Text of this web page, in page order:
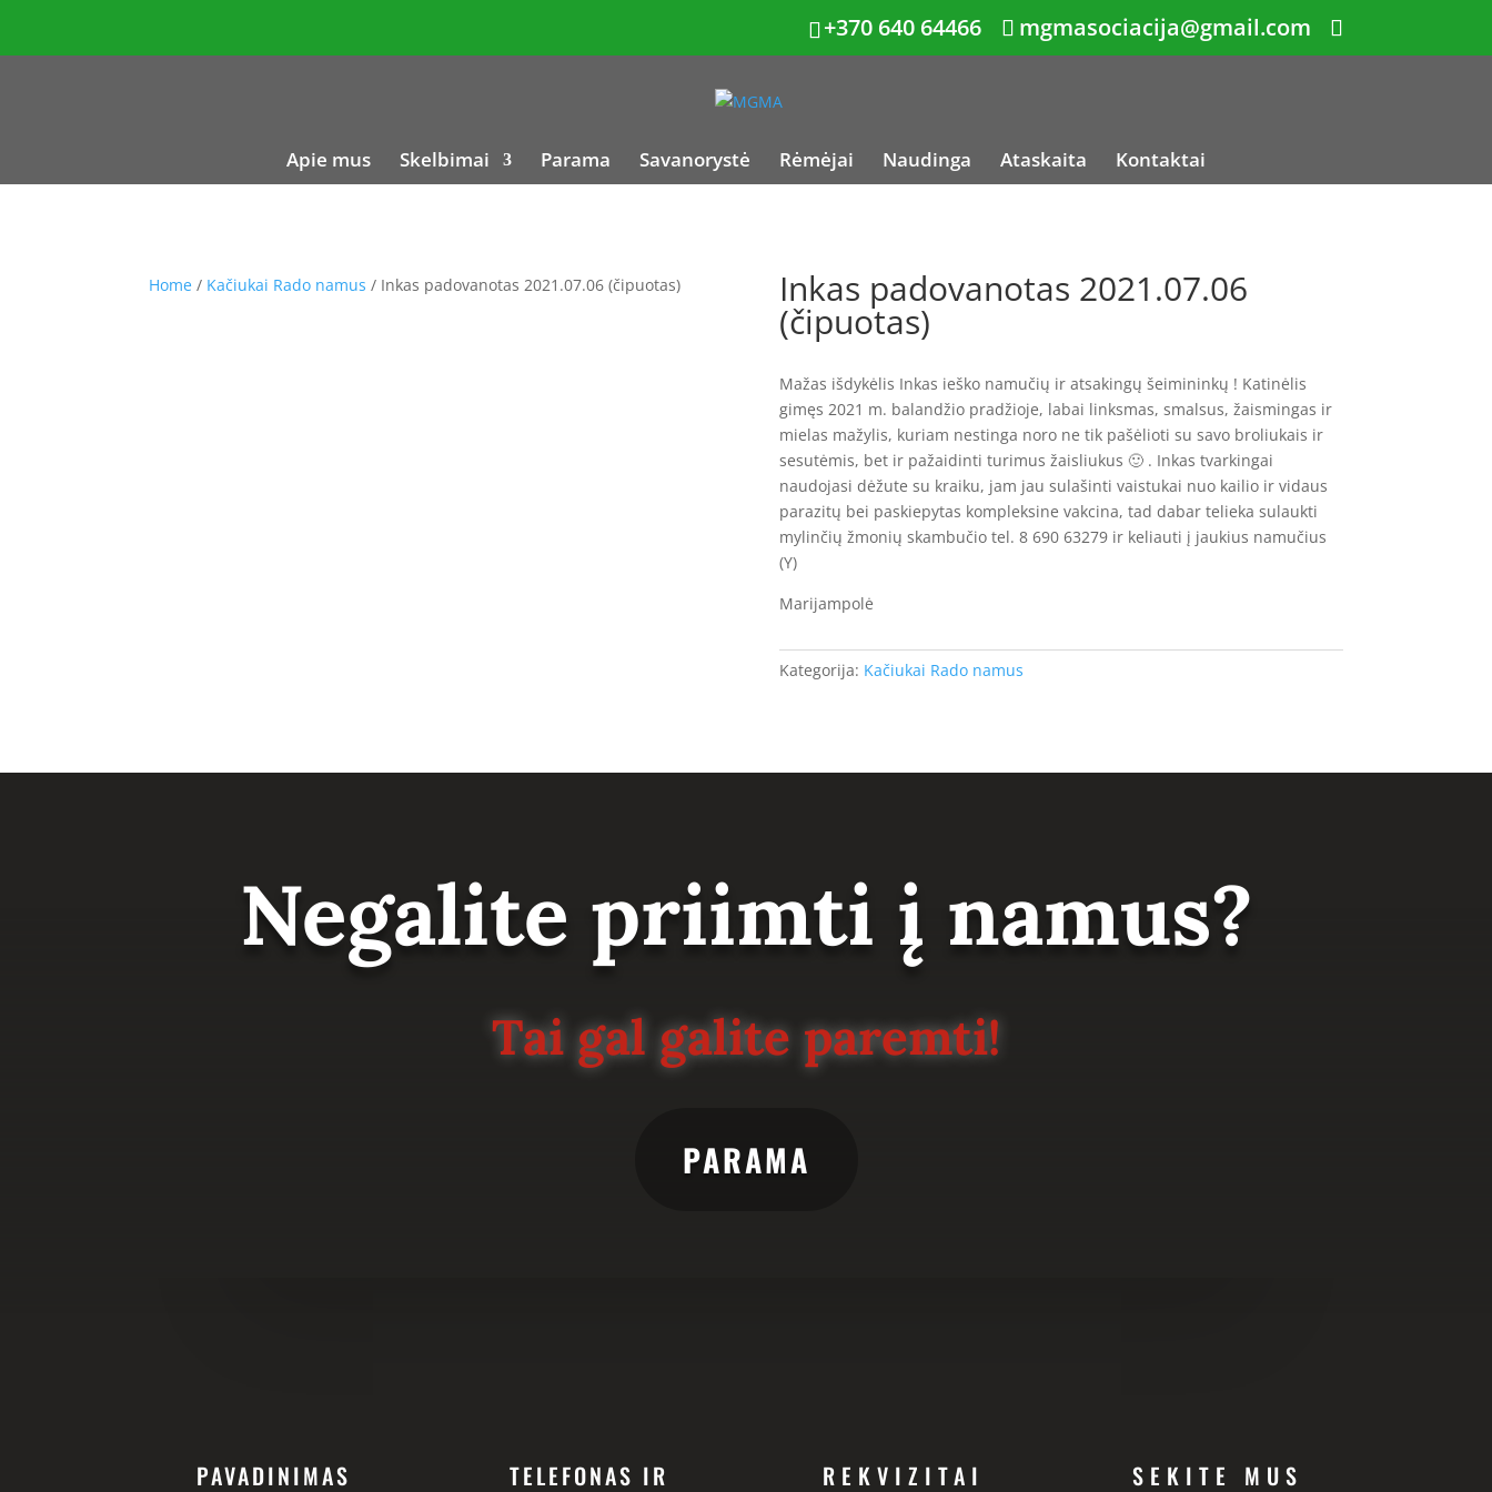
+370 640 64466 mgmasociacija@gmail.com
Apie mus Skelbimai Parama Savanorystė Rėmėjai Naudinga Ataskaita Kontaktai
Home / Kačiukai Rado namus / Inkas padovanotas 2021.07.06 (čipuotas) Inkas padovanotas 2021.07.06
(čipuotas)
Mažas išdykėlis Inkas ieško namučių ir atsakingų šeimininkų ! Katinėlis
gimęs 2021 m. balandžio pradžioje, labai linksmas, smalsus, žaismingas ir
mielas mažylis, kuriam nestinga noro ne tik pašėlioti su savo broliukais ir
sesutėmis, bet ir pažaidinti turimus žaisliukus 🙂 . Inkas tvarkingai
naudojasi dėžute su kraiku, jam jau sulašinti vaistukai nuo kailio ir vidaus
parazitų bei paskiepytas kompleksine vakcina, tad dabar telieka sulaukti
mylinčių žmonių skambučio tel. 8 690 63279 ir keliauti į jaukius namučius
(Y)
Marijampolė
Kategorija: Kačiukai Rado namus
Negalite priimti į namus?
Tai gal galite paremti!
PARAMA
PAVADINIMAS
TELEFONAS IR
REKVIZITAI
SEKITE MUS